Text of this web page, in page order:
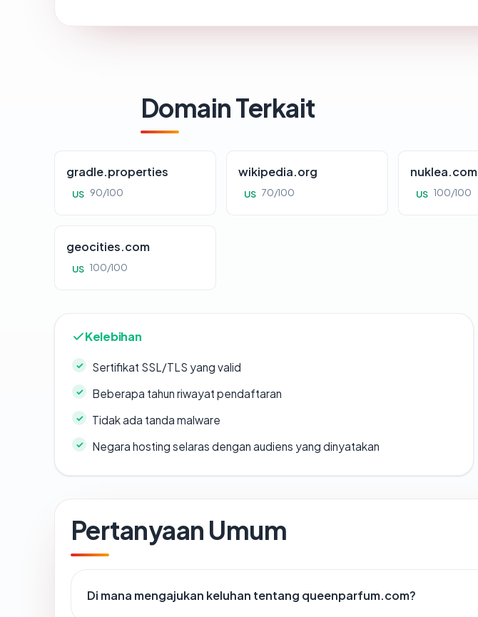
Domain Terkait
gradle.properties
US 90/100
wikipedia.org
US 70/100
nuklea.com
US 100/100
geocities.com
US 100/100
Kelebihan
Sertifikat SSL/TLS yang valid
Beberapa tahun riwayat pendaftaran
Tidak ada tanda malware
Negara hosting selaras dengan audiens yang dinyatakan
Pertanyaan Umum
Di mana mengajukan keluhan tentang queenparfum.com?